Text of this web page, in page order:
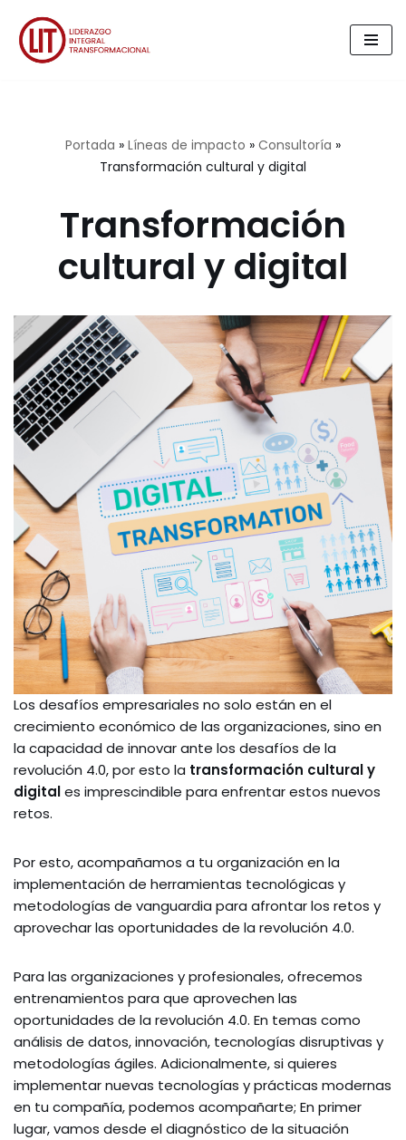
Saltar
Portada » Líneas de impacto » Consultoría »
Transformación cultural y digital
Transformación
cultural y digital
Los desafíos empresariales no solo están en el
crecimiento económico de las organizaciones, sino en
la capacidad de innovar ante los desafíos de la
revolución 4.0, por esto la transformación cultural y
digitales imprescindible para enfrentar estos nuevos
retos.
Por esto, acompañamos a tu organización en la
implementación de herramientas tecnológicas y
metodologías de vanguardia para afrontar los retos y
aprovechar las oportunidades de la revolución 4.0.
Para las organizaciones y profesionales, ofrecemos
entrenamientos para que aprovechen las
oportunidades de la revolución 4.0. En temas como
análisis de datos, innovación, tecnologías disruptivas y
metodologías ágiles. Adicionalmente, si quieres
implementar nuevas tecnologías y prácticas modernas
en tu compañía, podemos acompañarte; En primer
lugar, vamos desde el diagnóstico de la situación